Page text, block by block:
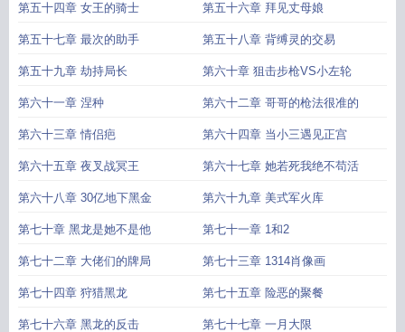
第五十四章 女王的骑士 第五十六章 拜见丈母娘
第五十七章 最次的助手 第五十八章 背缚灵的交易
第五十九章 劫持局长 第六十章 狙击步枪VS小左轮
第六十一章 涅种 第六十二章 哥哥的枪法很准的
第六十三章 情侣疤 第六十四章 当小三遇见正宫
第六十五章 夜叉战冥王 第六十七章 她若死我绝不苟活
第六十八章 30亿地下黑金 第六十九章 美式军火库
第七十章 黑龙是她不是他 第七十一章 1和2
第七十二章 大佬们的牌局 第七十三章 1314肖像画
第七十四章 狩猎黑龙 第七十五章 险恶的聚餐
第七十六章 黑龙的反击 第七十七章 一月大限